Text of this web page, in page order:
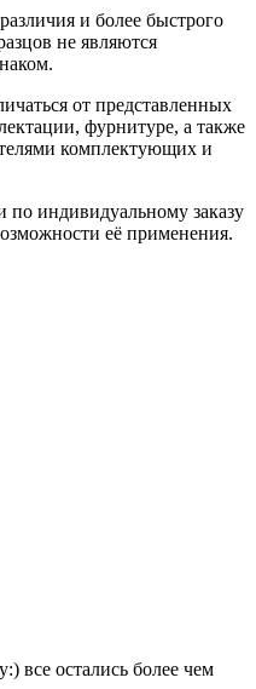
и более быстрого
не являются
от представленных
фурнитуре, а также
комплектующих и
индивидуальному заказу
её применения.
все остались более чем